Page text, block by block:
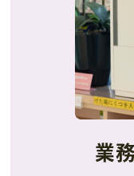
業